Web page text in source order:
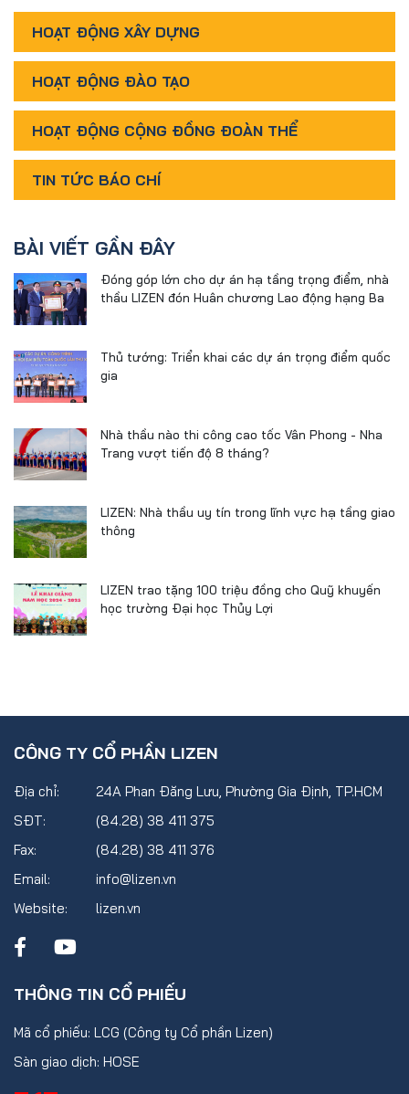
HOẠT ĐỘNG XÂY DỰNG
HOẠT ĐỘNG ĐÀO TẠO
HOẠT ĐỘNG CỘNG ĐỒNG ĐOÀN THỂ
TIN TỨC BÁO CHÍ
BÀI VIẾT GẦN ĐÂY
Đóng góp lớn cho dự án hạ tầng trọng điểm, nhà
thầu LIZEN đón Huân chương Lao động hạng Ba
Thủ tướng: Triển khai các dự án trọng điểm quốc
gia
Nhà thầu nào thi công cao tốc Vân Phong - Nha
Trang vượt tiến độ 8 tháng?
LIZEN: Nhà thầu uy tín trong lĩnh vực hạ tầng giao
thông
LIZEN trao tặng 100 triệu đồng cho Quỹ khuyến
học trường Đại học Thủy Lợi
CÔNG TY CỔ PHẦN LIZEN
Địa chỉ:
24A Phan Đăng Lưu, Phường Gia Định, TP.HCM
SĐT:
(84.28) 38 411 375
Fax:
(84.28) 38 411 376
Email:
info@lizen.vn
Website:
lizen.vn
THÔNG TIN CỔ PHIẾU
Mã cổ phiếu: LCG (Công ty Cổ phần Lizen)
Sàn giao dịch: HOSE